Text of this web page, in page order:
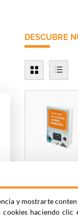
DESCUBRE
y mostrarte
haciendo clic